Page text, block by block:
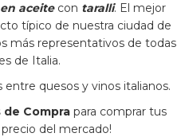
aceitecon taralli. El mejor
típico de nuestra ciudad de
más representativos de todas
de Italia.
quesos y vinos italianos.
de Comprapara comprar tus
del mercado!